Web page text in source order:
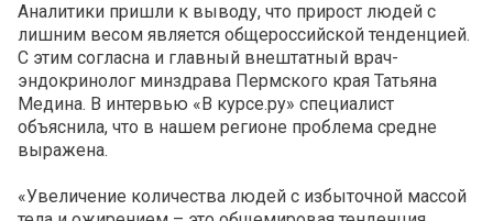
Аналитики пришли к выводу, что прирост людей с
лишним весом является общероссийской тенденцией.
С этим согласна и главный внештатный врач-
эндокринолог минздрава Пермского края Татьяна
Медина. В интервью «В курсе.ру» специалист
объяснила, что в нашем регионе проблема средне
выражена.
«Увеличение количества людей с избыточной массой